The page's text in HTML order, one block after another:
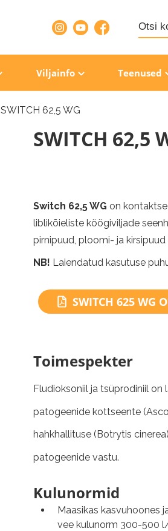
Search
for:
Viljainfo Teenused
SWITCH 62,5 WG
SWITCH 62,5
Switch 62,5 WG on
liblikõieliste köögiviljade
pirnipuud, ploomi- ja
NB! Laiendatud kasutuse
SWITCH 625 WG
Toimespekter
Fludioksoniil ja tsüprodiniil
patogeenide kottseente
hahkhallituse (Botrytis
patogeenide vastu.
Kulunormid
Maasikas kasvuhoones
vee kulunorm 300-500